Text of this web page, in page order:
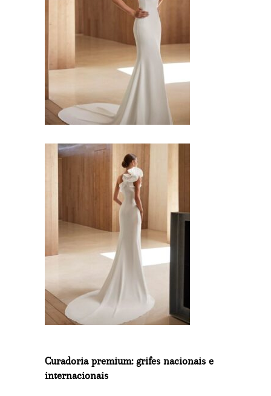
Curadoria premium: grifes nacionais e
internacionais